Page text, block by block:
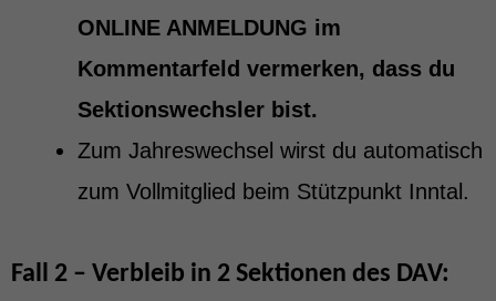
ONLINE ANMELDUNG im
Kommentarfeld vermerken, dass du
Sektionswechsler bist.
Zum Jahreswechsel wirst du automatisch
zum Vollmitglied beim Stützpunkt Inntal.
Fall 2 – Verbleib in 2 Sektionen des DAV: